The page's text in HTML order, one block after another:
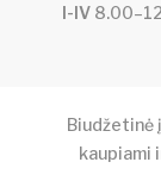
I-IV
Biudžetinė
kaupiami